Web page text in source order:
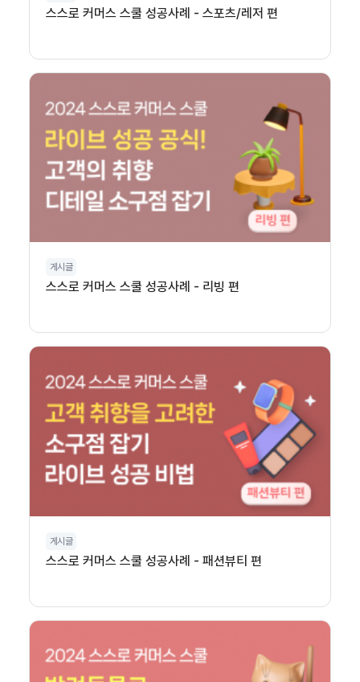
스스로 커머스 스쿨 성공사례 - 스포츠/레저 편
게시글
스스로 커머스 스쿨 성공사례 - 리빙 편
게시글
스스로 커머스 스쿨 성공사례 - 패션뷰티 편